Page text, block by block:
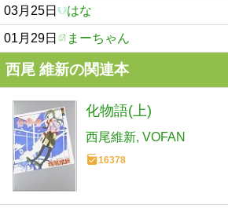
03月25日 はな
01月29日 まーちゃん
西尾 維新の関連本
化物語(上)
西尾維新 VOFAN
16378